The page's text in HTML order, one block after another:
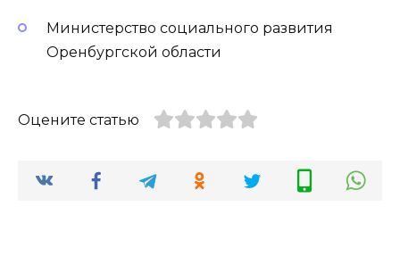
Министерство социального развития
Оренбургской области
Оцените статью